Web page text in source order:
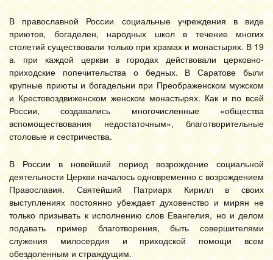
В православной России социальные учреждения в виде
приютов, богаделен, народных школ в течение многих
столетий существовали только при храмах и монастырях. В 19
в. при каждой церкви в городах действовали церковно-
приходские попечительства о бедных. В Саратове были
крупные приюты и богадельни при Преображенском мужском
и Крестовоздвиженском женском монастырях. Как и по всей
России, создавались многочисленные «общества
вспомоществования недостаточным», благотворительные
столовые и сестричества.
В России в новейший период возрождение социальной
деятельности Церкви началось одновременно с возрождением
Православия. Святейший Патриарх Кирилл в своих
выступлениях постоянно убеждает духовенство и мирян не
только призывать к исполнению слов Евангелия, но и делом
подавать пример благотворения, быть совершителями
служения милосердия и приходской помощи всем
обездоленным и страждущим.